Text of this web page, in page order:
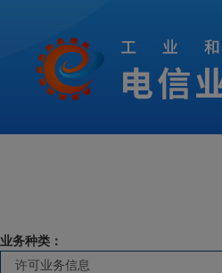
业务种类：